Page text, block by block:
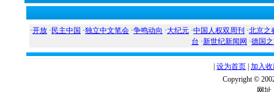
·开放 · 民主中国 ·独立中文笔会 ·争鸣动向 ·大纪元 ·中国人权双周刊 ·北京之
台 ·新世纪新闻网 ·德国
设为首页 加入
Copyright ©
网址